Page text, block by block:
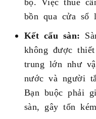
bồn qua cửa sổ
Kết cấu sàn:
không được
trung lớn như
nước và người
Bạn buộc phải
sàn, gây tốn